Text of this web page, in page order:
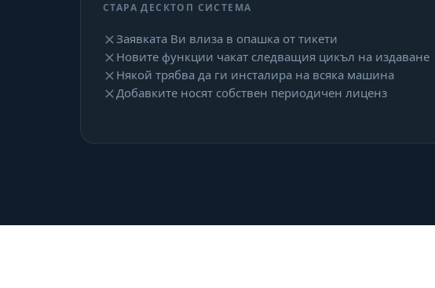
СТАРА ДЕСКТОП СИСТЕМА
Заявката Ви влиза в опашка от тикети
Новите функции чакат следващия цикъл на издаване
Някой трябва да ги инсталира на всяка машина
Добавките носят собствен периодичен лиценз